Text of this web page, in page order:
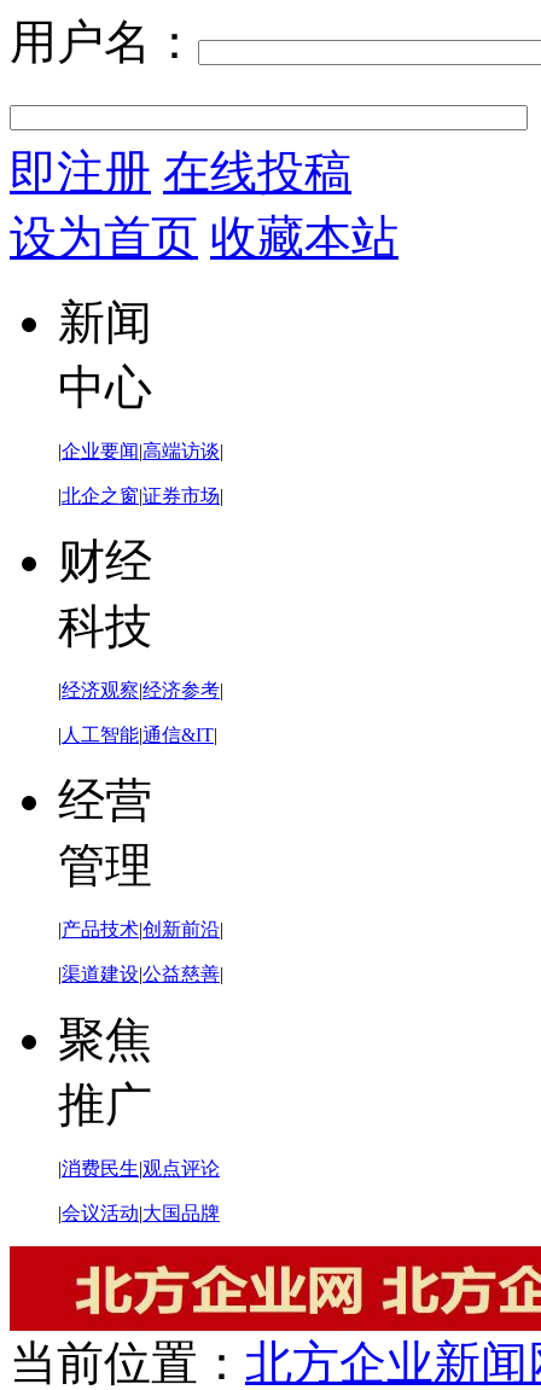
用户名：
即注册 在线投稿
设为首页 收藏本站
新闻
中心
|企业要闻|高端访谈|
|北企之窗|证券市场|
财经
科技
|经济观察|经济参考|
| 人工智能|通信&IT|
经营
管理
|产品技术|创新前沿|
|渠道建设|公益慈善|
聚焦
推广
|消费民生|观点评论
|会议活动|大国品牌
当前位置： 北方企业新闻